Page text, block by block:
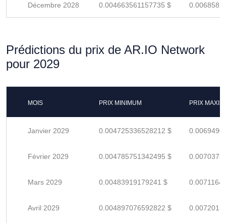
Décembre 2028 0.004663561157735 $
Prédictions du prix de AR.IO Network
pour 2029
MOIS PRIX MINIMUM PRIX
Janvier 2029 0.004725336528212 $
Février 2029 0.004785751342495 $
Mars 2029 0.00483919179241 $
Avril 2029 0.004897076592822 $